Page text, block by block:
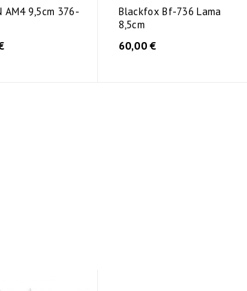
AM4 9,5cm 376-
Blackfox Bf-736 Lama
8,5cm
60,00 €